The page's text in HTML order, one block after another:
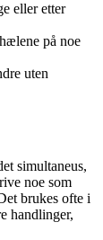
eller etter
på noe
uten
simultaneus,
noe som
brukes ofte i
handlinger,